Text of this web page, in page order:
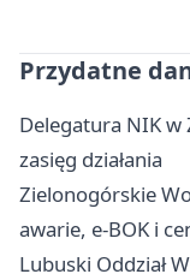
Przydatne
Delegatura NIK w
zasięg działania
Zielonogórskie
awarie, e-BOK i
Lubuski Oddział